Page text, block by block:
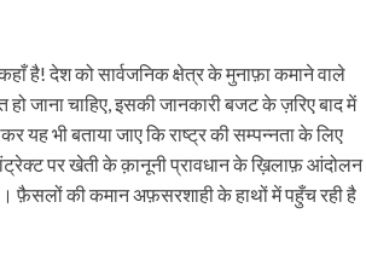
है! देश को सार्वजनिक क्षेत्र के मुनाफ़ा कमाने वाले
जाना चाहिए, इसकी जानकारी बजट के ज़रिए बाद में
भी बताया जाए कि राष्ट्र की सम्पन्नता के लिए
पर खेती के क़ानूनी प्रावधान के ख़िलाफ़ आंदोलन
फ़ैसलों की कमान अफ़सरशाही के हाथों में पहुँच रही है